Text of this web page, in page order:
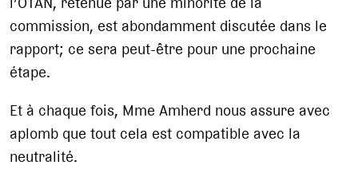
commission, est abondamment discutée dans le
rapport; ce sera peut-être pour une prochaine
étape.
Et à chaque fois, Mme Amherd nous assure avec
aplomb que tout cela est compatible avec la
neutralité.